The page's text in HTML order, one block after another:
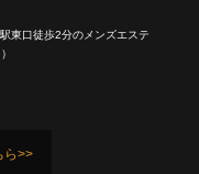
東口徒歩2分のメンズエステ
ら>>